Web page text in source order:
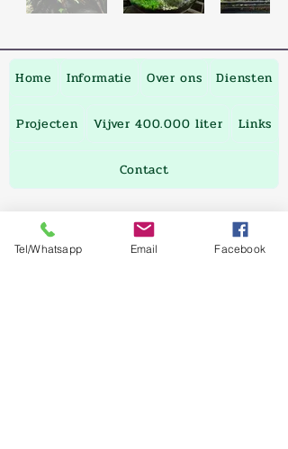
Home Informatie Over ons Diensten
Projecten Vijver 400.000 liter Links
Contact
Buitenhuiswaterscapes@gmail.com
Tel/Whatsapp Email Facebook